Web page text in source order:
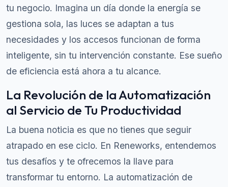
tu negocio. Imagina un día donde la energía se
gestiona sola, las luces se adaptan a tus
necesidades y los accesos funcionan de forma
inteligente, sin tu intervención constante. Ese sueño
de eficiencia está ahora a tu alcance.
La Revolución de la Automatización
al Servicio de Tu Productividad
La buena noticia es que no tienes que seguir
atrapado en ese ciclo. En Reneworks, entendemos
tus desafíos y te ofrecemos la llave para
transformar tu entorno. La automatización de